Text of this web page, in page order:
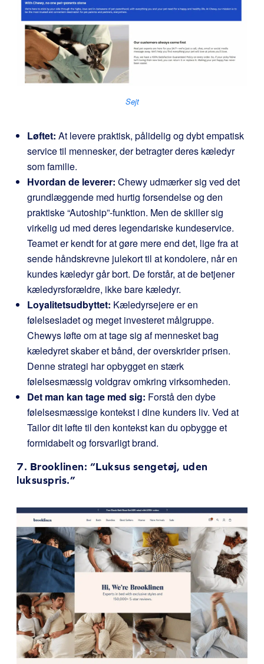
Sejt
Løftet: At levere praktisk, pålidelig og dybt empatisk
service til mennesker, der betragter deres kæledyr
som familie.
Hvordan de leverer: Chewy udmærker sig ved det
grundlæggende med hurtig forsendelse og den
praktiske “Autoship”-funktion. Men de skiller sig
virkelig ud med deres legendariske kundeservice.
Teamet er kendt for at gøre mere end det, lige fra at
sende håndskrevne julekort til at kondolere, når en
kundes kæledyr går bort. De forstår, at de betjener
kæledyrsforældre, ikke bare kæledyr.
Loyalitetsudbyttet: Kæledyrsejere er en
følelsesladet og meget investeret målgruppe.
Chewys løfte om at tage sig af mennesket bag
kæledyret skaber et bånd, der overskrider prisen.
Denne strategi har opbygget en stærk
følelsesmæssig voldgrav omkring virksomheden.
Det man kan tage med sig: Forstå den dybe
følelsesmæssige kontekst i dine kunders liv. Ved at
Tailor dit løfte til den kontekst kan du opbygge et
formidabelt og forsvarligt brand.
7. Brooklinen: “Luksus sengetøj, uden
luksuspris.”